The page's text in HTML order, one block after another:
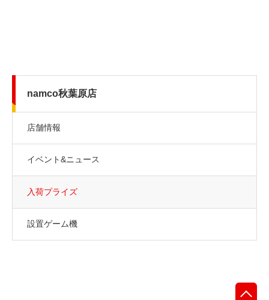
namco秋葉原店
店舗情報
イベント&ニュース
入荷プライズ
設置ゲーム機